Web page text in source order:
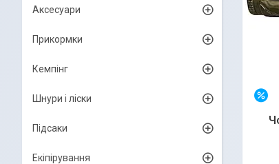
Аксесуари
Прикормки
Кемпінг
Шнури і ліски
Підсаки
Екіпірування